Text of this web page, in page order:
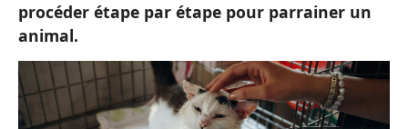
procéder étape par étape pour parrainer un
animal.